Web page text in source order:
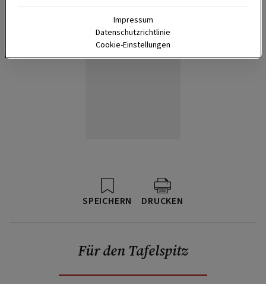
SPEICHERN DRUCKEN
Für den Tafelspitz
Impressum
Datenschutzrichtlinie
Cookie-Einstellungen